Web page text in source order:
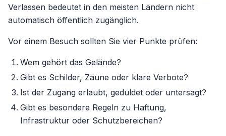
Verlassen bedeutet in den meisten Ländern nicht
automatisch öffentlich zugänglich.
Vor einem Besuch sollten Sie vier Punkte prüfen:
Wem gehört das Gelände?
Gibt es Schilder, Zäune oder klare Verbote?
Ist der Zugang erlaubt, geduldet oder untersagt?
Gibt es besondere Regeln zu Haftung,
Infrastruktur oder Schutzbereichen?